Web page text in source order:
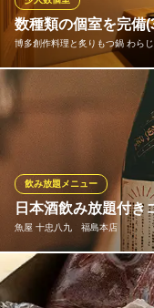
ます。
日本酒酒場 福島ス
日本酒と旬のお料理
ＪＲ福島駅 徒歩3分
大阪府大阪市福島区福島5-
数種類の個室を完備
博多創作料理と炙りもつ鍋 わら
少人数用テーブル個室
も対応可能。利用用途
博多創作料理と炙
九州料理と炙りもつ
ＪＲ大阪環状線福島
大阪府大阪市福島区福島7-
日本酒飲み放題付
魚屋 十忠八九 福島本店
飲み放題メニュー
日本酒飲み放題付き
本酒を是非見つけてく